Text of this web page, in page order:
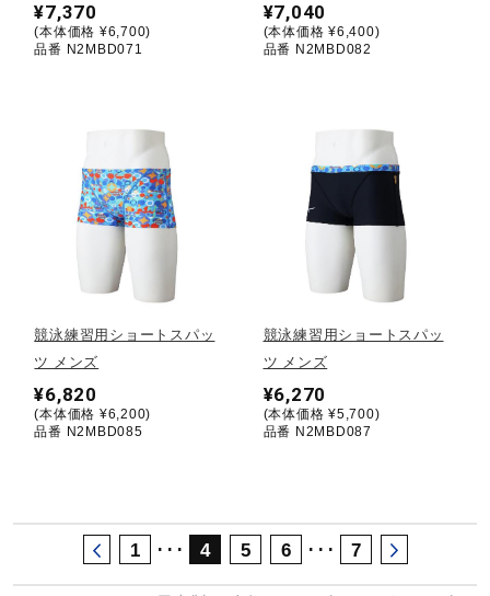
コラボ／ライセンス
その他
サポート
直営店一覧
取扱店一覧
¥7,370
(本体価格 ¥6,700)
品番 N2MBD071
¥7,040
(本体価格 ¥6,400)
品番 N2MBD082
競泳練習用ショートスパッ
ツ メンズ
¥6,820
(本体価格 ¥6,200)
品番 N2MBD085
競泳練習用ショートスパッ
ツ メンズ
¥6,270
(本体価格 ¥5,700)
品番 N2MBD087
1 ･･･ 4 5 6 ･･･ 7